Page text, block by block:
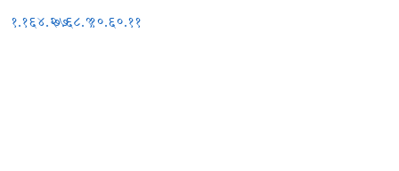
१.१६४.२७७.६८.९१०.६०.११